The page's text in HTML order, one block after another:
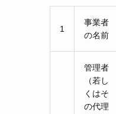
1
事業者
の名前
管理者
（若し
くはそ
の代理